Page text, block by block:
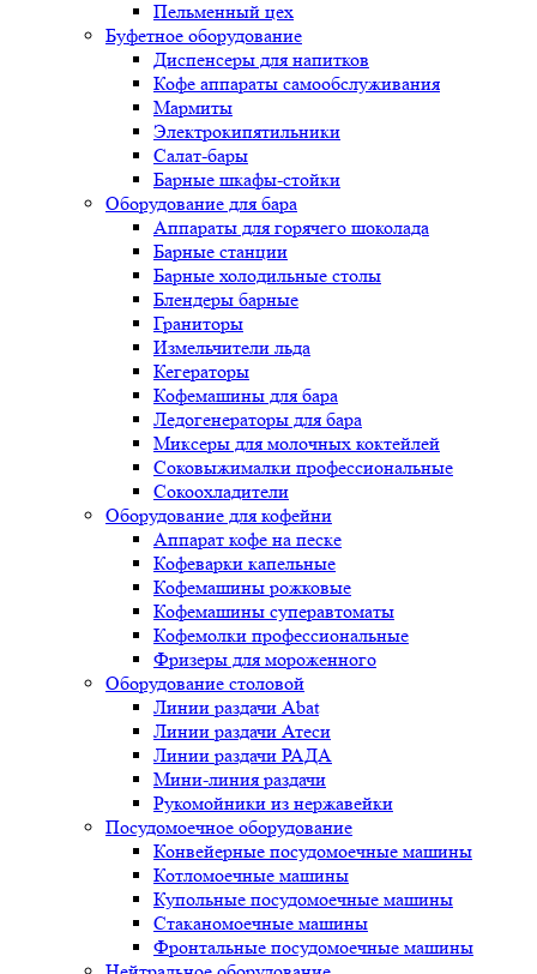
Пельменный цех
Буфетное оборудование
Диспенсеры для напитков
Кофе аппараты самообслуживания
Мармиты
Электрокипятильники
Cалат-бары
Барные шкафы-стойки
Оборудование для бара
Аппараты для горячего шоколада
Барные станции
Барные холодильные столы
Блендеры барные
Граниторы
Измельчители льда
Кегераторы
Кофемашины для бара
Ледогенераторы для бара
Миксеры для молочных коктейлей
Соковыжималки профессиональные
Сокоохладители
Оборудование для кофейни
Аппарат кофе на песке
Кофеварки капельные
Кофемашины рожковые
Кофемашины суперавтоматы
Кофемолки профессиональные
Фризеры для мороженного
Оборудование столовой
Линии раздачи Abat
Линии раздачи Атеси
Линии раздачи РАДА
Мини-линия раздачи
Рукомойники из нержавейки
Посудомоечное оборудование
Конвейерные посудомоечные машины
Котломоечные машины
Купольные посудомоечные машины
Стаканомоечные машины
Фронтальные посудомоечные машины